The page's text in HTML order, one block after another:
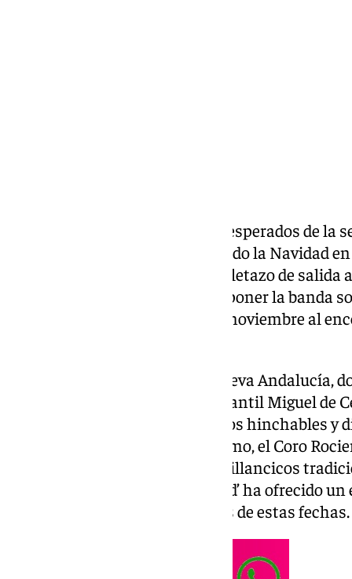
Era uno de los momentos más esperados de la
ha enciendido la Navidad
Andalucía y, con ello, da el pistoletazo de
artista ha sido el encargado de poner la banda
concierto en este viernes 28 de noviembre al
No se queda atrás el caso de Nueva Andalucía,
las 17.30 horas, en el Parque Infantil Miguel de
incorporado animación, castillos hinchables y
para los más pequeños. Asimismo, el Coro
interpretado una selección de villancicos
Zambomba ‘Mar y Bella Navidad’ ha ofrecido
en los ritmos populares propios de estas fechas.